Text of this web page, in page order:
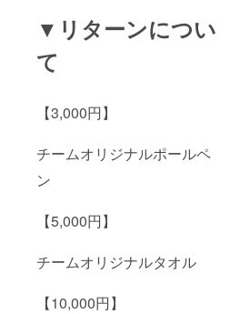
▼リターンについ
て
【3,000円】
チームオリジナルポールペ
ン
【5,000円】
チームオリジナルタオル
【10,000円】